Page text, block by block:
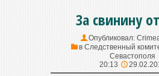
За свинину
Опубликовал:
в Следственный
Севастополя
20:13